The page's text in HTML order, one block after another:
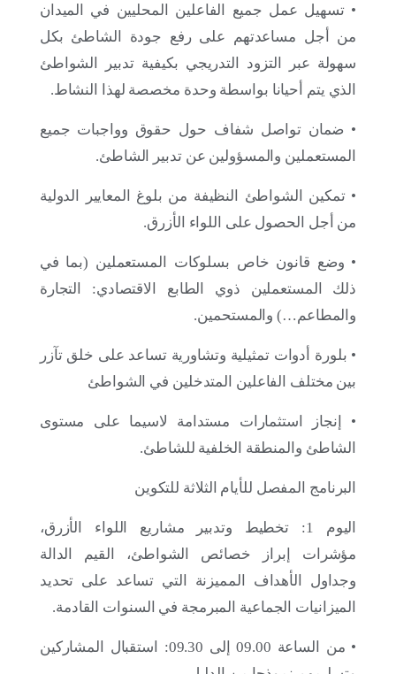
20 يونيو 2025
من أجل البيئة”: الشباب المغربي في الصفوف الأمامية
لحماية النظم البيئية
اللواء الأزرق 2025: 28 شاطئًا، بحيرة جبلية واحدة و4
المزيد
• تسهيل عمل جميع الفاعلين المحليين في الميدان
من أجل مساعدتهم على رفع جودة الشاطئ بكل
سهولة عبر التزود التدريجي بكيفية تدبير الشواطئ
الذي يتم أحيانا بواسطة وحدة مخصصة لهذا النشاط.
• ضمان تواصل شفاف حول حقوق وواجبات جميع
المستعملين والمسؤولين عن تدبير الشاطئ.
• تمكين الشواطئ النظيفة من بلوغ المعايير الدولية
من أجل الحصول على اللواء الأزرق.
• وضع قانون خاص بسلوكات المستعملين (بما في
ذلك المستعملين ذوي الطابع الاقتصادي: التجارة
والمطاعم…) والمستحمين.
• بلورة أدوات تمثيلية وتشاورية تساعد على خلق تآزر
بين مختلف الفاعلين المتدخلين في الشواطئ
• إنجاز استثمارات مستدامة لاسيما على مستوى
الشاطئ والمنطقة الخلفية للشاطئ.
البرنامج المفصل للأيام الثلاثة للتكوين
اليوم 1: تخطيط وتدبير مشاريع اللواء الأزرق،
مؤشرات إبراز خصائص الشواطئ، القيم الدالة
وجداول الأهداف المميزنة التي تساعد على تحديد
الميزانيات الجماعية المبرمجة في السنوات القادمة.
• من الساعة 09.00 إلى 09.30: استقبال المشاركين